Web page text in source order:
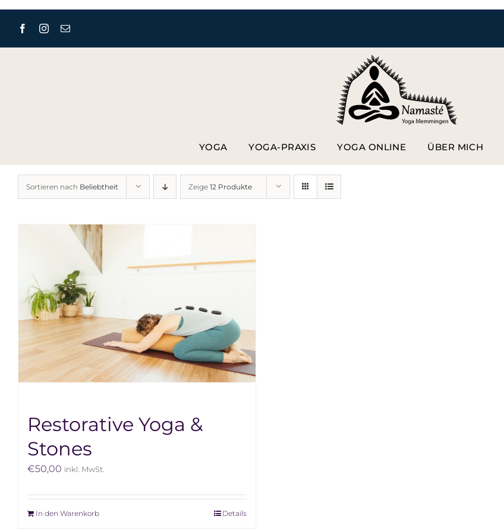
Zum
Inhalt
YOGA YOGA-PRAXIS YOGA ONLINE ÜBER MICH
Sortieren nach Beliebtheit Zeige 12 Produkte
Restorative Yoga &
Stones
€50,00 inkl. MwSt.
In den Warenkorb Details